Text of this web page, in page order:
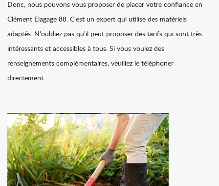
Donc, nous pouvons vous proposer de placer votre confiance en
Clément Elagage 88. C'est un expert qui utilise des matériels
adaptés. N'oubliez pas qu'il peut proposer des tarifs qui sont très
intéressants et accessibles à tous. Si vous voulez des
renseignements complémentaires, veuillez le téléphoner
directement.